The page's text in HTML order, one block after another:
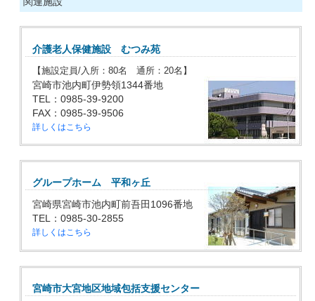
介護老人保健施設 むつみ苑
【施設定員/入所：80名 通所：20名】
宮崎市池内町伊勢領1344番地
TEL：0985-39-9200
FAX：0985-39-9506
詳しくはこちら
グループホーム 平和ヶ丘
宮崎県宮崎市池内町前吾田1096番地
TEL：0985-30-2855
詳しくはこちら
宮崎市大宮地区地域包括支援センター